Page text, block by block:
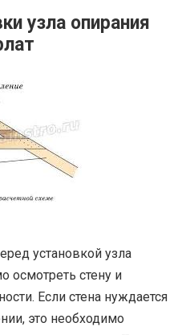
узла опирания
установкой узла
осмотреть стену и
Если стена нуждается
это необходимо